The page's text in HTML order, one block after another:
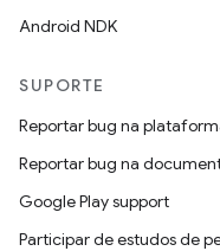
Android NDK
SUPORTE
Reportar bug na
Reportar bug na
Google Play support
Participar de estudos de